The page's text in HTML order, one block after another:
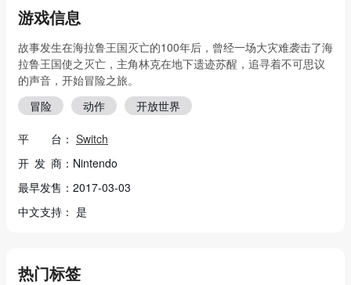
游戏信息
故事发生在海拉鲁王国灭亡的100年后，曾经一场大灾难袭击了海
拉鲁王国使之灭亡，主角林克在地下遗迹苏醒，追寻着不可思议
的声音，开始冒险之旅。
冒险
动作 开放世界
平 台： Switch
开 发 商：Nintendo
最早发售：2017-03-03
中文支持： 是
热门标签